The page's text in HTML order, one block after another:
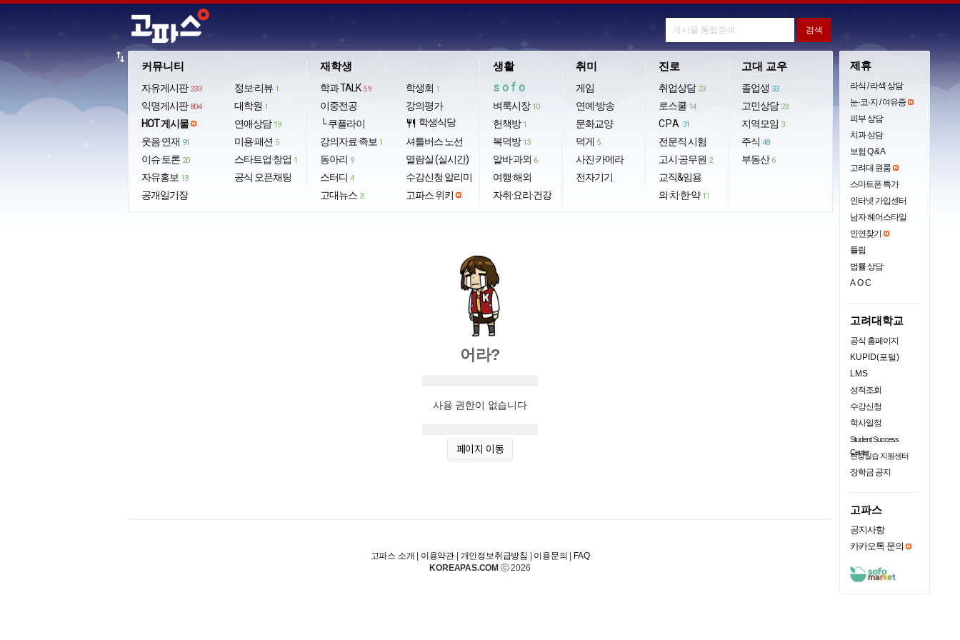
커뮤니티
자유게시판 233
익명게시판 804
HOT 게시물
웃음·연재 91
이슈·토론 20
자유홍보 13
공개일기장
정보·리뷰 1
대학원 1
연애상담 19
미용·패션 5
스타트업·창업 1
공식 오픈채팅
재학생
학과 TALK 59
이중전공
└ 쿠플라이
강의자료·족보 1
동아리 9
스터디 4
고대뉴스 3
학생회 1
강의평가
restaurant 학생식당
셔틀버스 노선
열람실 (실시간)
수강신청 알리미
고파스 위키
생활
sofo
벼룩시장 10
헌책방 1
복덕방 13
알바·과외 6
여행·해외
자취·요리·건강
취미
게임
연예·방송
문화교양
덕게 5
사진·카메라
전자기기
진로
취업상담 23
로스쿨 14
CPA 31
전문직 시험
고시·공무원 2
교직&임용
의·치·한·약 11
고대 교우
졸업생 33
고민상담 23
지역모임 3
주식 48
부동산 6
import_export
어라?
사용 권한이 없습니다
페이지 이동
제휴
라식 / 라섹 상담
눈·코·지 / 여유증
피부 상담
치과 상담
보험 Q & A
고려대 원룸
스마트폰 특가
인터넷 가입센터
남자 헤어스타일
인연찾기
튤립
법률 상담
AOC
고려대학교
공식 홈페이지
KUPID(포털)
LMS
성적조회
수강신청
학사일정
Student Success
Center
현장실습 지원센터
장학금 공지
고파스
공지사항
카카오톡 문의
고파스 소개 이용약관 개인정보취급방침 이용문의
FAQ
KOREAPAS.COM ⓒ 2026